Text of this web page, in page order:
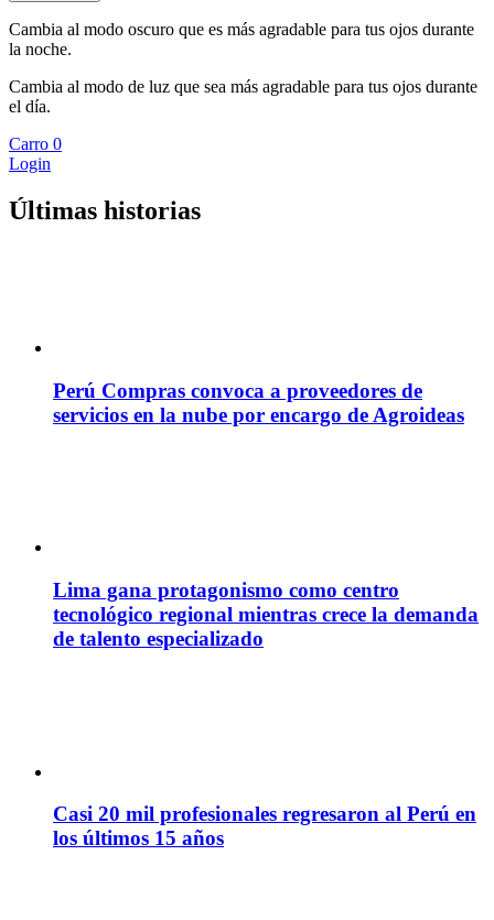
Cambia al modo oscuro que es más agradable para tus ojos durante
la noche.
Cambia al modo de luz que sea más agradable para tus ojos durante
el día.
Carro 0
Login
Últimas historias
Perú Compras convoca a proveedores de
servicios en la nube por encargo de Agroideas
Lima gana protagonismo como centro
tecnológico regional mientras crece la demanda
de talento especializado
Casi 20 mil profesionales regresaron al Perú en
los últimos 15 años